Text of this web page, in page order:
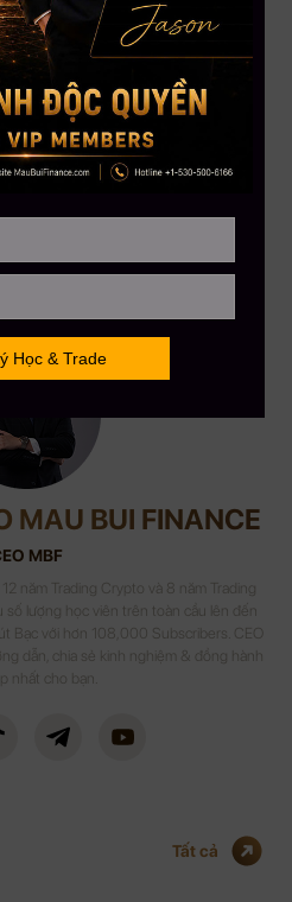
thành nhà đầu tư tự tin –
– Làm để có kết quả!
mệnh giúp hàng triệu người Việt
tư tài chánh
vip2
MAU BUI FINANCE
MBF
năm Trading Crypto và 8 năm Trading
số lượng học viên trên toàn cầu lên đến
Bạc với hơn 108,000 Subscribers. CEO
dẫn, chia sẻ kinh nghiệm & đồng hành
nhất cho bạn.
Tất cả